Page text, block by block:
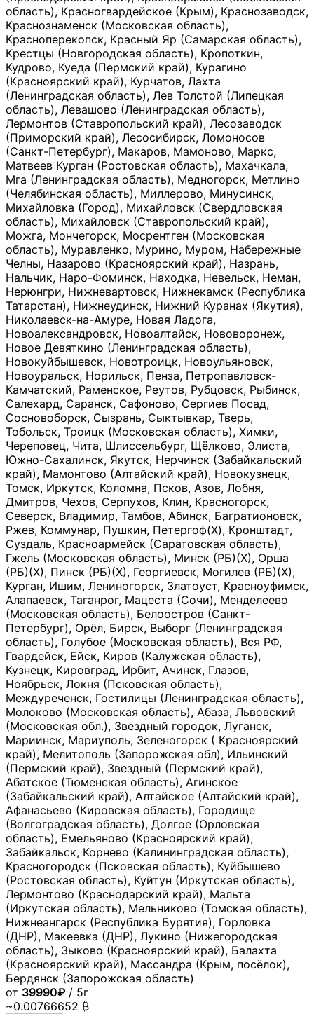
область), Красногвардейское (Крым), Краснозаводск,
Краснознаменск (Московская область),
Красноперекопск, Красный Яр (Самарская область),
Крестцы (Новгородская область), Кропоткин,
Кудрово, Куеда (Пермский край), Курагино
(Красноярский край), Курчатов, Лахта
(Ленинградская область), Лев Толстой (Липецкая
область), Левашово (Ленинградская область),
Лермонтов (Ставропольский край), Лесозаводск
(Приморский край), Лесосибирск, Ломоносов
(Санкт-Петербург), Макаров, Мамоново, Маркс,
Матвеев Курган (Ростовская область), Махачкала,
Мга (Ленинградская область), Медногорск, Метлино
(Челябинская область), Миллерово, Минусинск,
Михайловка (Город), Михайловск (Свердловская
область), Михайловск (Ставропольский край),
Можга, Мончегорск, Мосрентген (Московская
область), Муравленко, Мурино, Муром, Набережные
Челны, Назарово (Красноярский край), Назрань,
Нальчик, Наро-Фоминск, Находка, Невельск, Неман,
Нерюнгри, Нижневартовск, Нижнекамск (Республика
Татарстан), Нижнеудинск, Нижний Куранах (Якутия),
Николаевск-на-Амуре, Новая Ладога,
Новоалександровск, Новоалтайск, Нововоронеж,
Новое Девяткино (Ленинградская область),
Новокуйбышевск, Новотроицк, Новоульяновск,
Новоуральск, Норильск, Пенза, Петропавловск-
Камчатский, Раменское, Реутов, Рубцовск, Рыбинск,
Салехард, Саранск, Сафоново, Сергиев Посад,
Сосновоборск, Сызрань, Сыктывкар, Тверь,
Тобольск, Троицк (Московская область), Химки,
Череповец, Чита, Шлиссельбург, Щёлково, Элиста,
Южно-Сахалинск, Якутск, Нерчинск (Забайкальский
край), Мамонтово (Алтайский край), Новокузнецк,
Томск, Иркутск, Коломна, Псков, Азов, Лобня,
Дмитров, Чехов, Серпухов, Клин, Красногорск,
Северск, Владимир, Тамбов, Абинск, Багратионовск,
Ржев, Коммунар, Пушкин, Петергоф(Х), Кронштадт,
Суздаль, Красноармейск (Саратовская область),
Гжель (Московская область), Минск (РБ)(Х), Орша
(РБ)(Х), Пинск (РБ)(Х), Георгиевск, Могилев (РБ)(Х),
Курган, Ишим, Лениногорск, Златоуст, Красноуфимск,
Алапаевск, Таганрог, Мацеста (Сочи), Менделеево
(Московская область), Белоостров (Санкт-
Петербург), Орёл, Бирск, Выборг (Ленинградская
область), Голубое (Московская область), Вся РФ,
Гвардейск, Ейск, Киров (Калужская область),
Кузнецк, Кировград, Ирбит, Ачинск, Глазов,
Ноябрьск, Локня (Псковская область),
Междуреченск, Гостилицы (Ленинградская область),
Молоково (Московская область), Абаза, Львовский
(Московская обл.), Звездный городок, Луганск,
Мариинск, Мариуполь, Зеленогорск ( Красноярский
край), Мелитополь (Запорожская обл), Ильинский
(Пермский край), Звездный (Пермский край),
Абатское (Тюменская область), Агинское
(Забайкальский край), Алтайское (Алтайский край),
Афанасьево (Кировская область), Городище
(Волгоградская область), Долгое (Орловская
область), Емельяново (Красноярский край),
Забайкальск, Корнево (Калининградская область),
Красногородск (Псковская область), Куйбышево
(Ростовская область), Куйтун (Иркутская область),
Лермонтово (Краснодарский край), Мальта
(Иркутская область), Мельниково (Томская область),
Нижнеангарск (Республика Бурятия), Горловка
(ДНР), Макеевка (ДНР), Лукино (Нижегородская
область), Зыково (Красноярский край), Балахта
(Красноярский край), Массандра (Крым, посёлок),
Бердянск (Запорожская область)
от 39990₽ / 5г
~0.00766652 ₿